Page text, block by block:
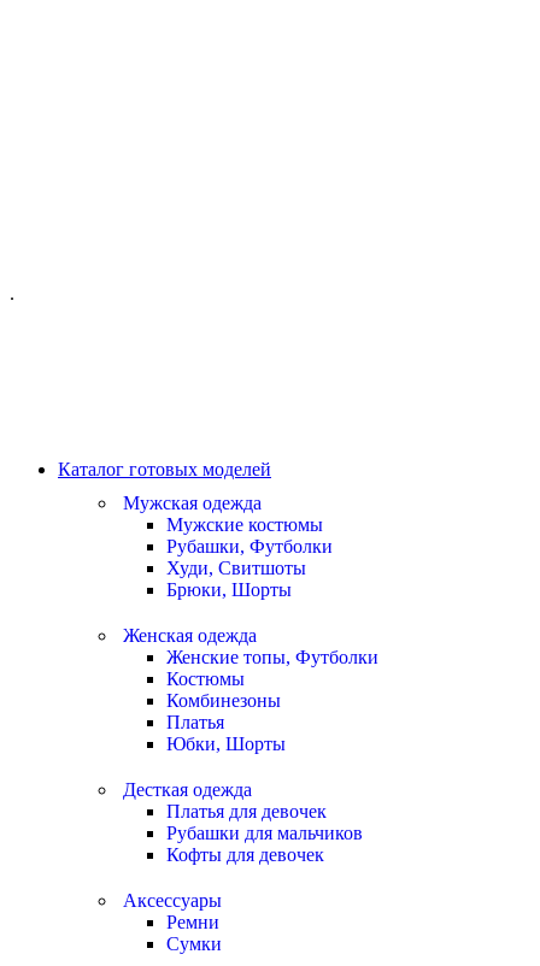
.
Каталог готовых моделей
Мужская одежда
Мужские костюмы
Рубашки, Футболки
Худи, Свитшоты
Брюки, Шорты
Женская одежда
Женские топы, Футболки
Костюмы
Комбинезоны
Платья
Юбки, Шорты
Десткая одежда
Платья для девочек
Рубашки для мальчиков
Кофты для девочек
Аксессуары
Ремни
Сумки